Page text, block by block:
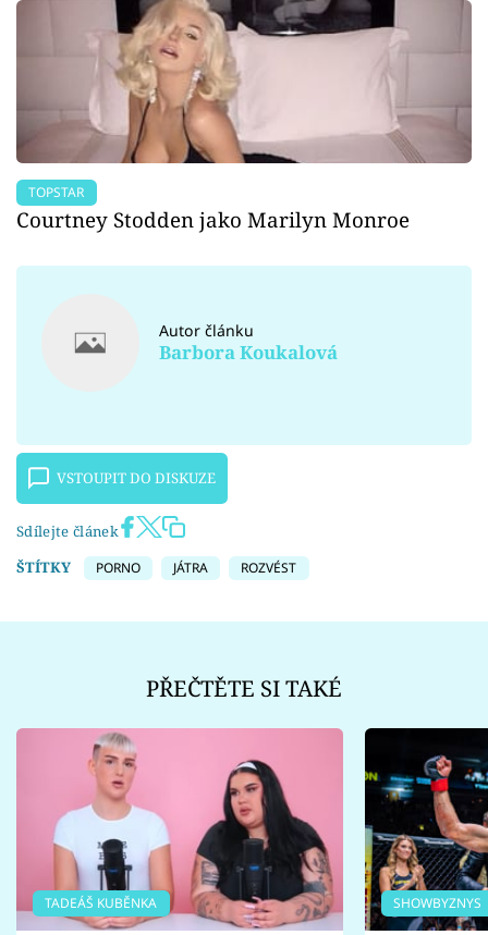
TOPSTAR
Courtney Stodden jako Marilyn Monroe
Autor článku
Barbora Koukalová
VSTOUPIT DO DISKUZE
Sdílejte článek
ŠTÍTKY
PORNO JÁTRA ROZVÉST
PŘEČTĚTE SI TAKÉ
TADEÁŠ KUBĚNKA SHOWBYZNYS